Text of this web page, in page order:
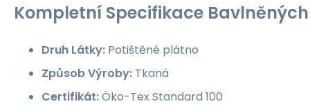
Kompletní Specifikace
Druh Látky: Potištěné plátno
Způsob Výroby: Tkaná
Certifikát:Öko-Tex Standard 100